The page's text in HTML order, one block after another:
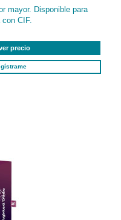
mayor. Disponible para
CIF.
precio